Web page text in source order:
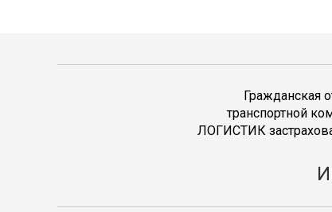
Гражданская
транспортной
ЛОГИСТИК